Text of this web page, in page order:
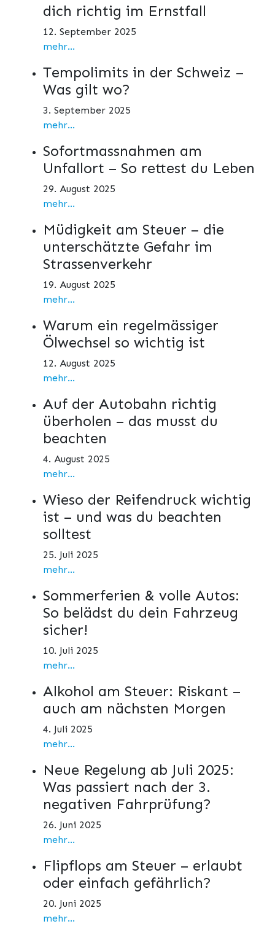
dich richtig im Ernstfall
12. September 2025
mehr...
Tempolimits in der Schweiz –
Was gilt wo?
3. September 2025
mehr...
Sofortmassnahmen am
Unfallort – So rettest du Leben
29. August 2025
mehr...
Müdigkeit am Steuer – die
unterschätzte Gefahr im
Strassenverkehr
19. August 2025
mehr...
Warum ein regelmässiger
Ölwechsel so wichtig ist
12. August 2025
mehr...
Auf der Autobahn richtig
überholen – das musst du
beachten
4. August 2025
mehr...
Wieso der Reifendruck wichtig
ist – und was du beachten
solltest
25. Juli 2025
mehr...
Sommerferien & volle Autos:
So belädst du dein Fahrzeug
sicher!
10. Juli 2025
mehr...
Alkohol am Steuer: Riskant –
auch am nächsten Morgen
4. Juli 2025
mehr...
Neue Regelung ab Juli 2025:
Was passiert nach der 3.
negativen Fahrprüfung?
26. Juni 2025
mehr...
Flipflops am Steuer – erlaubt
oder einfach gefährlich?
20. Juni 2025
mehr...